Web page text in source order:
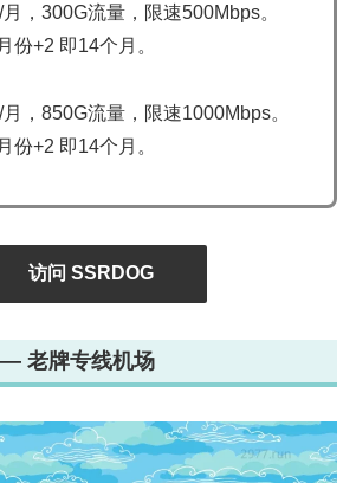
，300G流量，限速500Mbps。
份+2 即14个月。
，850G流量，限速1000Mbps。
份+2 即14个月。
访问 SSRDOG
老牌专线机场